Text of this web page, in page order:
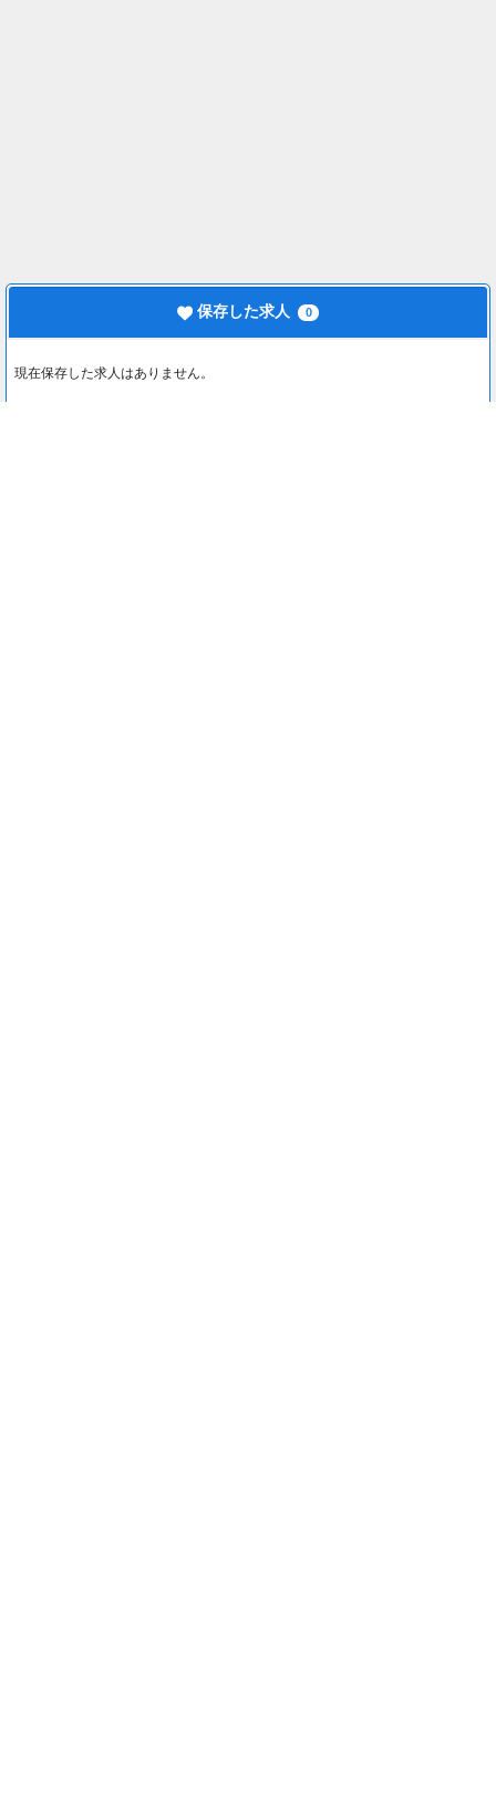
保存した求人 0
現在保存した求人はありません。